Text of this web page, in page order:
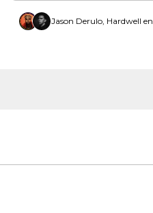
Jason Derulo, Hardwell en